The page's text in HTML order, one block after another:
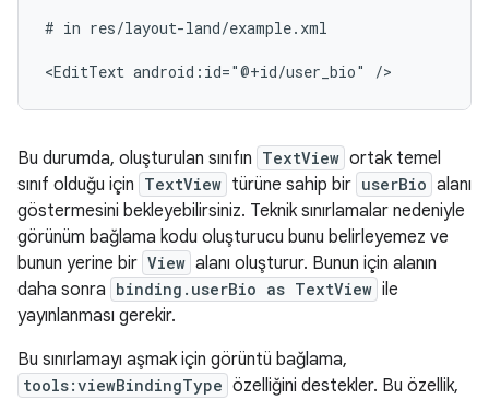
# in res/layout-land/example.xml
<EditText android:id="@+id/user_bio"
Bu durumda, oluşturulan sınıfın TextView ortak temel
sınıf olduğu için TextView türüne sahip bir userBio alanı
göstermesini bekleyebilirsiniz. Teknik sınırlamalar nedeniyle
görünüm bağlama kodu oluşturucu bunu belirleyemez ve
bunun yerine bir View alanı oluşturur. Bunun için alanın
daha sonra binding.userBio as TextView ile
yayınlanması gerekir.
Bu sınırlamayı aşmak için görüntü bağlama,
tools:viewBindingType özelliğini destekler. Bu özellik,